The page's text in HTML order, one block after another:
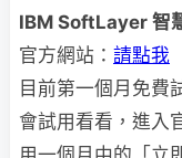
IBM SoftLayer 智
官方網站： 請點我
目前第一個月免費
會試用看看，進入